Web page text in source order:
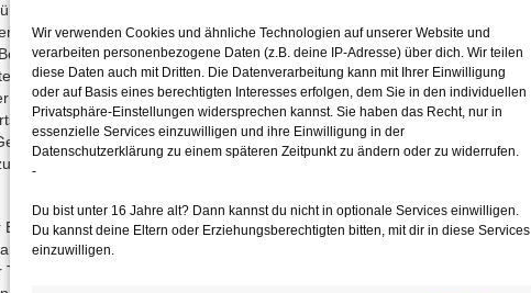
Wir verwenden Cookies und ähnliche Technologien auf unserer Website und
verarbeiten personenbezogene Daten (z.B. deine IP-Adresse) über dich. Wir teilen
diese Daten auch mit Dritten. Die Datenverarbeitung kann mit Ihrer Einwilligung
oder auf Basis eines berechtigten Interesses erfolgen, dem Sie in den individuellen
Privatsphäre-Einstellungen widersprechen kannst. Sie haben das Recht, nur in
essenzielle Services einzuwilligen und ihre Einwilligung in der
Datenschutzerklärung zu einem späteren Zeitpunkt zu ändern oder zu widerrufen.
-
Du bist unter 16 Jahre alt? Dann kannst du nicht in optionale Services einwilligen.
Du kannst deine Eltern oder Erziehungsberechtigten bitten, mit dir in diese Services
einzuwilligen.
könnte. Er
der
der Regelung des Schuldzinsenabzugsversagens
Entnahmenüberschuss
alle Einlagen. So
Verlust die
vorgebeugt wird,
teilweisen Versagung des
Einzelunternehmer
von großer Bedeutung.
Gewinne